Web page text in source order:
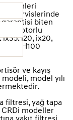
tarihleri
servislerinde
garantisi biten
motorlu
ix35, i20, ix20,
ve H100
ve kayış
model yılı
filtresi, yağ tapa
CRDi modeller
yakıt filtresi